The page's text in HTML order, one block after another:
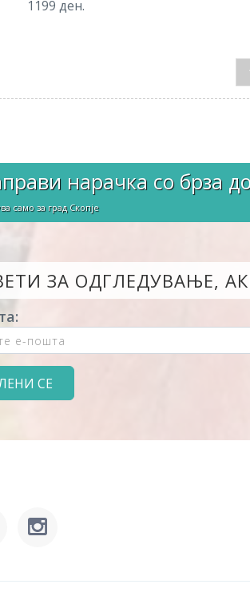
1199 ден.
нарачка со брза
само за град Скопје
ЗА ОДГЛЕДУВАЊЕ,